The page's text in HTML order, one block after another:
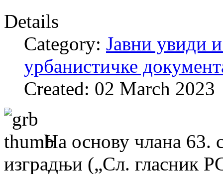
Details
Category: Јавни увиди
урбанистичке
Created: 02 March 2023
На основу члана 63.
изградњи („Сл. гласник